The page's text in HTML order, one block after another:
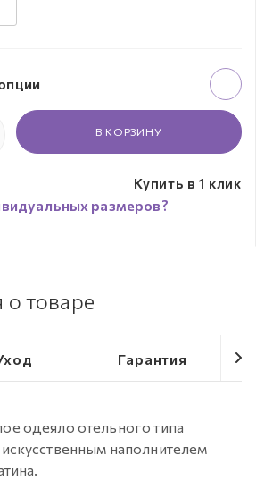
В КОРЗИНУ
Купить в 1 клик
размеров?
товаре
Гарантия
одеяло отельного типа
наполнителем